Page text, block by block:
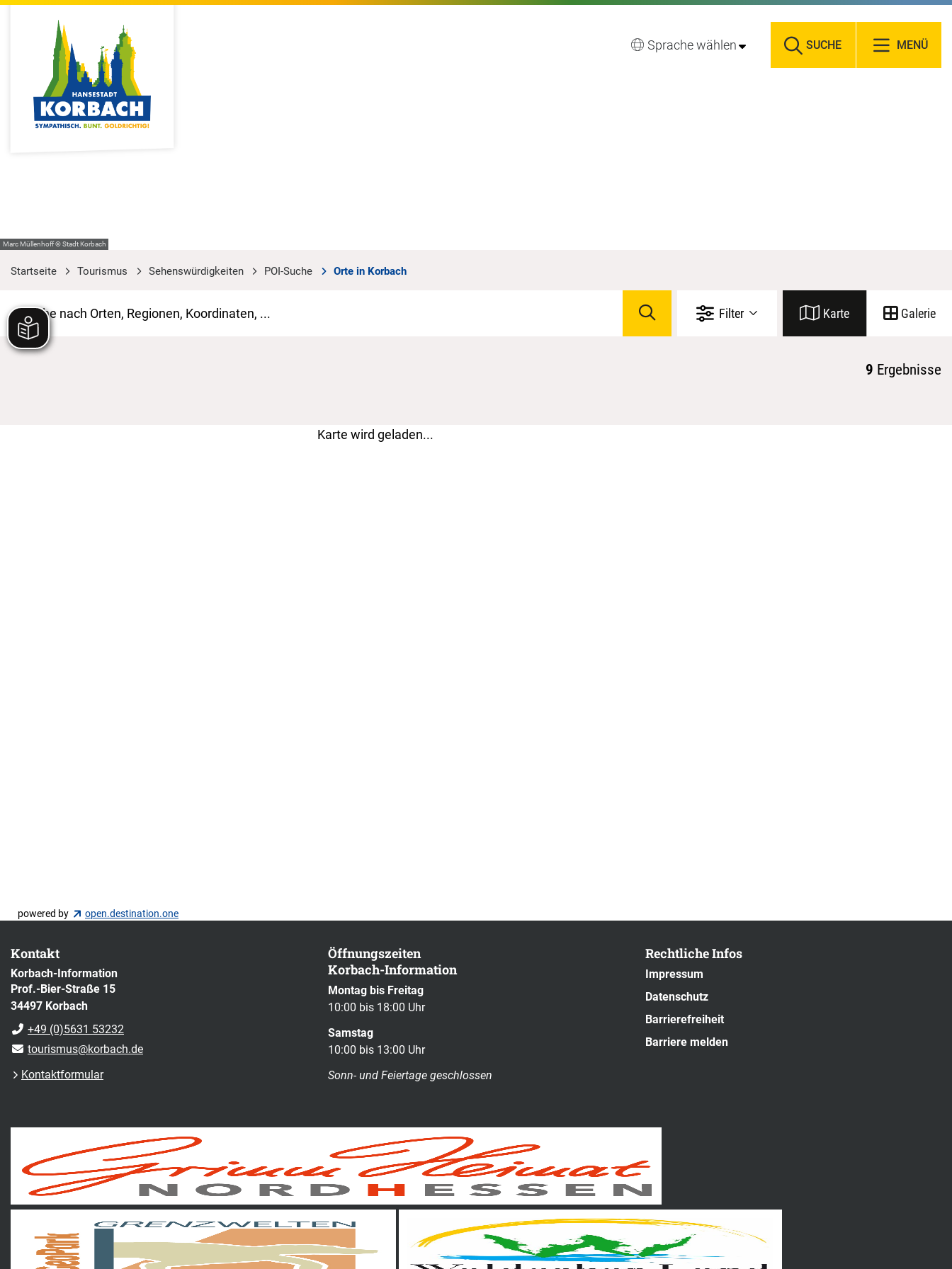
Sprache wählen SUCHE MENÜ
Marc Müllenhoff © Stadt Korbach
Startseite Tourismus Sehenswürdigkeiten POI-Suche Orte in Korbach
Filter Karte Galerie
9 Ergebnisse
Karte wird geladen...
powered by open.destination.one
Kontakt
Korbach-Information
Prof.-Bier-Straße 15
34497 Korbach
+49 (0)5631 53232
tourismus@korbach.de
Kontaktformular
Öffnungszeiten
Korbach-Information
Montag bis Freitag
10:00 bis 18:00 Uhr
Samstag
10:00 bis 13:00 Uhr
Sonn- und Feiertage geschlossen
Rechtliche Infos
Impressum
Datenschutz
Barrierefreiheit
Barriere melden